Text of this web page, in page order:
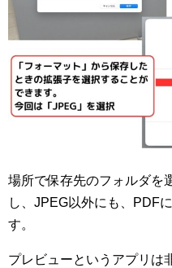
場所で保存先のフォルダを
し、JPEG以外にも、PDF
す。
プレビューというアプリは